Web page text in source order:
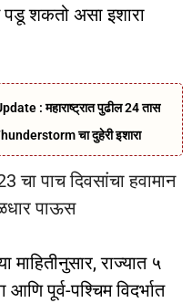
शकतो असा इशारा
: महाराष्ट्रात पुढील 24 तास
चा दुहेरी इशारा
चा पाच दिवसांचा हवामान
पाऊस
माहितीनुसार, राज्यात ५
पूर्व-पश्चिम विदर्भात